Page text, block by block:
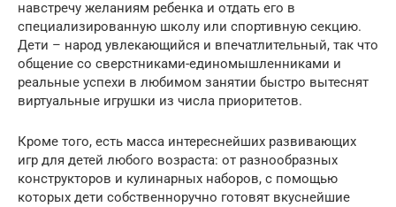
навстречу желаниям ребенка и отдать его в
специализированную школу или спортивную секцию.
Дети – народ увлекающийся и впечатлительный, так что
общение со сверстниками-единомышленниками и
реальные успехи в любимом занятии быстро вытеснят
виртуальные игрушки из числа приоритетов.
Кроме того, есть масса интереснейших развивающих
игр для детей любого возраста: от разнообразных
конструкторов и кулинарных наборов, с помощью
которых дети собственноручно готовят вкуснейшие